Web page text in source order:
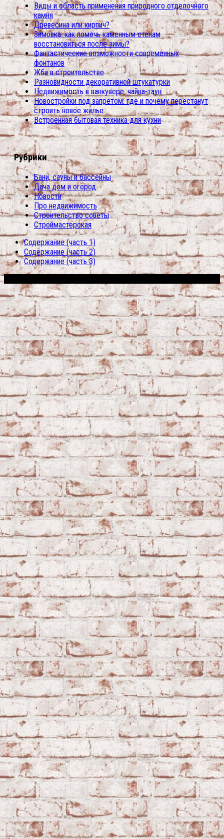
Виды и область применения природного отделочного
камня
Древесина или кирпич?
Зимовка: как помочь каменным стенам
восстановиться после зимы?
Фантастические возможности современных
фонтанов
Жби в строительстве
Разновидности декоративной штукатурки
Недвижимость в ванкувере: чайна-таун
Новостройки под запретом: где и почему перестанут
строить новое жилье
Встроенная бытовая техника для кухни
Рубрики
Бани, сауны и бассейны
Дача дом и огород
Новости
Про недвижимость
Строительство советы
Строймастерская
Содержание (часть 1)
Содержание (часть 2)
Содержание (часть 3)